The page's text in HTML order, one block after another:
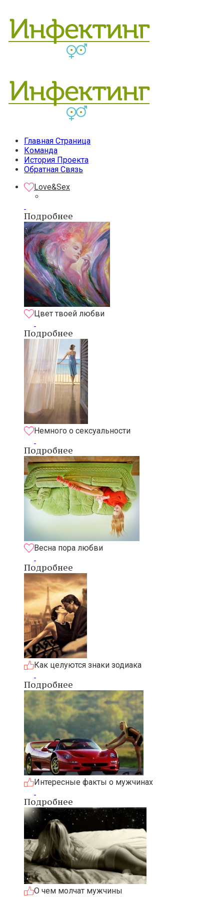
Главная Страница
Команда
История Проекта
Обратная Связь
Love&Sex
Подробнее
Цвет твоей любви
Подробнее
Немного о сексуальности
Подробнее
Весна пора любви
Подробнее
Как целуются знаки зодиака
Подробнее
Интересные факты о мужчинах
Подробнее
О чем молчат мужчины